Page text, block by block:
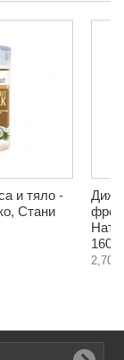
и тяло -
Стани
160
2,70 €